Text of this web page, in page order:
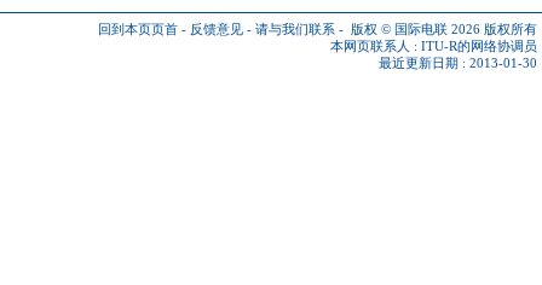
回到本页页首 - 反馈意见 - 请与我们联系 - 版权 © 国际电联 2026 版权所有
本网页联系人 : ITU-R的网络协调员
最近更新日期 : 2013-01-30